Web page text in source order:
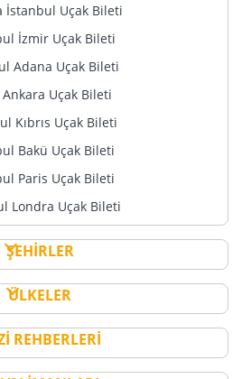
İstanbul Uçak Bileti
İzmir Uçak Bileti
Adana Uçak Bileti
Uçak Bileti
Kıbrıs Uçak Bileti
Bakü Uçak Bileti
Paris Uçak Bileti
Londra Uçak Bileti
ŞEHİRLER
ÜLKELER
REHBERLERİ